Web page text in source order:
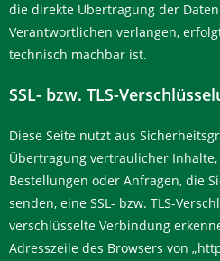
die direkte Übertragung der
Verantwortlichen verlangen,
technisch machbar ist.
SSL- bzw. TLS-
Diese Seite nutzt aus
Übertragung vertraulicher
Bestellungen oder Anfragen, die
senden, eine SSL- bzw. TLS-
verschlüsselte Verbindung
Adresszeile des Browsers von